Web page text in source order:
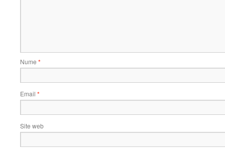
Nume *
Email *
Site web